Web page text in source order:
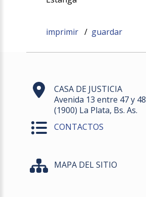
imprimir / guardar
CASA DE JUSTICIA
Avenida 13 entre 47 y 48
(1900) La Plata, Bs. As.
CONTACTOS
MAPA DEL SITIO